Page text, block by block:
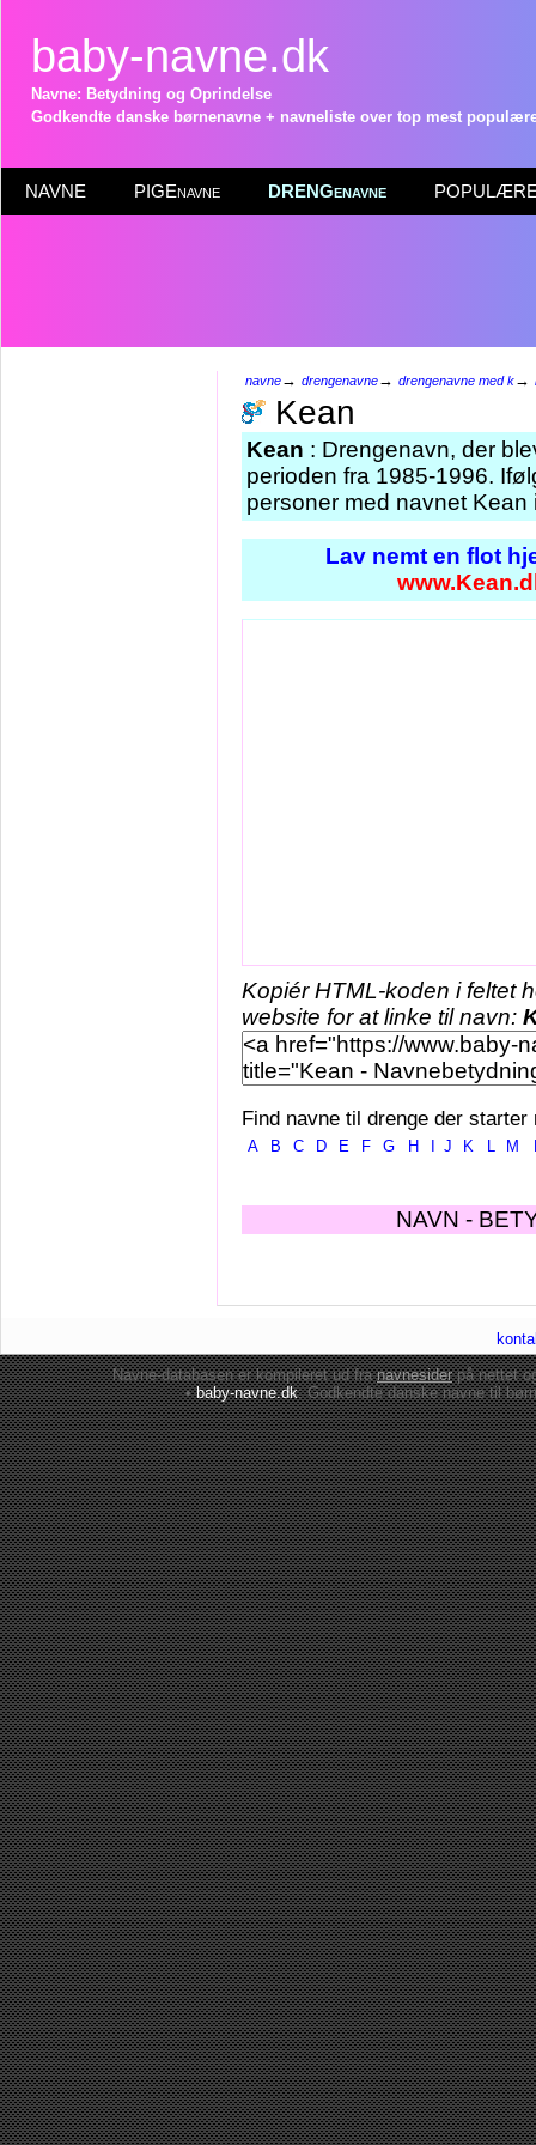
baby-navne.dk
Navne: Betydning og Oprindelse
Godkendte danske børnenavne + navneliste over top mest
NAVNE PIGEnavne DRENGenavne POPULÆRE
navne→ drengenavne→ drengenavne med k→
Kean
Kean : Drengenavn, der
perioden fra 1985-1996.
personer med navnet
Lav nemt en flot
Kopiér HTML-koden i feltet
website for at linke til navn:
Find navne til drenge der starter
A B C D E F G H J K L M
NAVN -
Navne-databasen er kompileret ud franavnesiderpå nettet
•baby-navne.dk: Godkendte danskenavne til børn